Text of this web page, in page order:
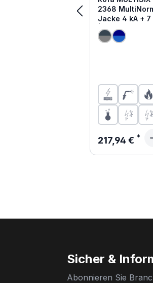
2368
Jacke 4 kA + 7
| APC2
Regulärer
217,94 €
Sicher &
Abonnieren Sie